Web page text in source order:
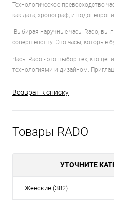
Технологическое превосходство
как дата, хронограф, и
Выбирая наручные часы Rado, вы
совершенству. Это часы, которые
Часы Rado - это выбор тех, кто
технологиями и дизайном.
Возврат к списку
Товары RADO
УТОЧНИТЕ
Женские (382)